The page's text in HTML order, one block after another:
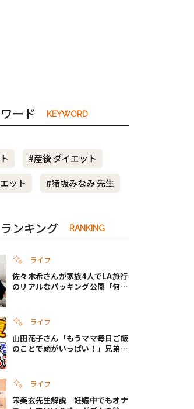
ード KEYWORD
#産後 ダイエット
ット
#猪坂みなみ 先生
ンキング RANKING
ライフ
佐々木希さんが家族4人でLA旅行
のリアルなパッキング公開「何が
ライフ
山田花子さん「もうママ毎日ご飯
のことで頭がいっぱい！」兄弟夏
ライフ
宋美玄先生解説｜妊娠中でもオナ